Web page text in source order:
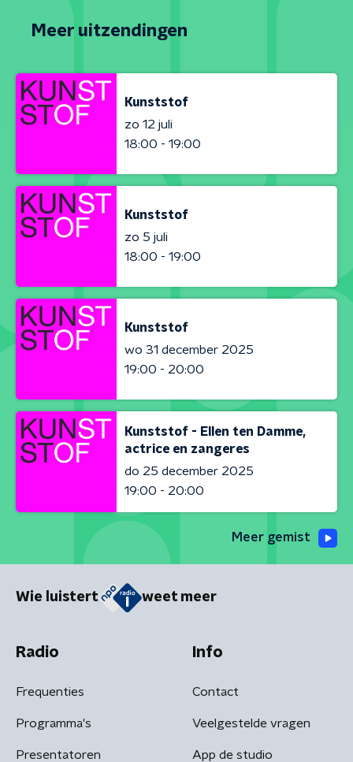
Meer uitzendingen
Kunststof
zo 12 juli
18:00 - 19:00
Kunststof
zo 5 juli
18:00 - 19:00
Kunststof
wo 31 december 2025
19:00 - 20:00
Kunststof - Ellen ten Damme,
actrice en zangeres
do 25 december 2025
19:00 - 20:00
Meer gemist
Wie luistert weet meer
Radio
Frequenties
Programma's
Presentatoren
Info
Contact
Veelgestelde vragen
App de studio